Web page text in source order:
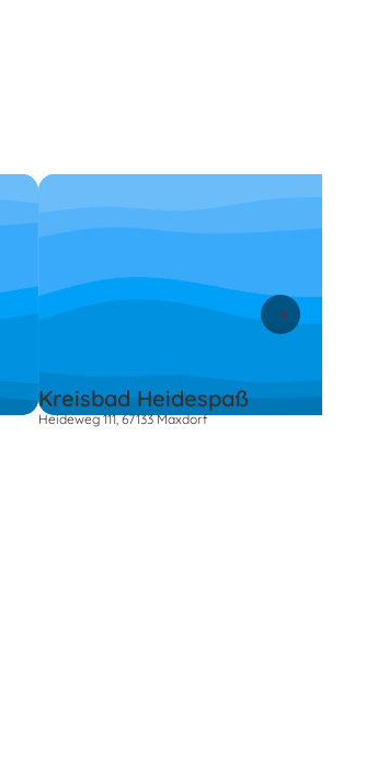
Kreisbad Heidespaß
Heideweg 111, 67133 Maxdorf